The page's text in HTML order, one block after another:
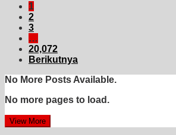
1
2
3
…
20,072
Berikutnya
No More Posts Available.
No more pages to load.
View More